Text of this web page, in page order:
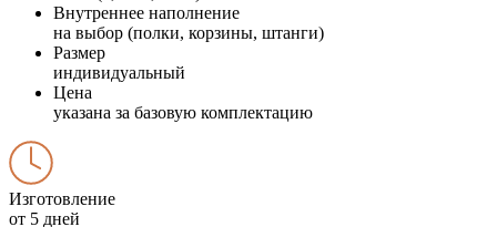
Внутреннее наполнение
на выбор (полки, корзины, штанги)
Размер
индивидуальный
Цена
указана за базовую комплектацию
Изготовление
от 5 дней